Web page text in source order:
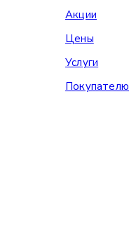
Акции
Цены
Услуги
Покупателю